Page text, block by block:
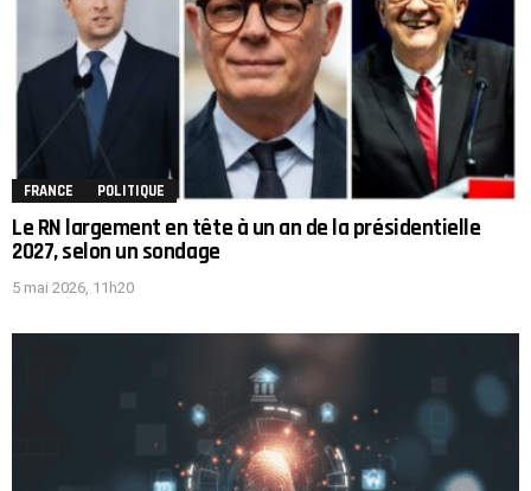
FRANCE POLITIQUE
Le RN largement en tête à un an de la présidentielle
2027, selon un sondage
5 mai 2026, 11h20